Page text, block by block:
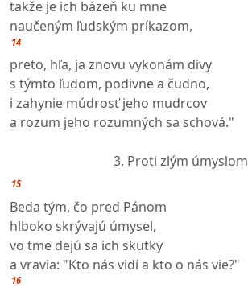
takže je ich bázeň ku mne
naučeným ľudským príkazom,
14
preto, hľa, ja znovu vykonám divy
s týmto ľudom, podivne a čudno,
i zahynie múdrosť jeho mudrcov
a rozum jeho rozumných sa schová."
3. Proti zlým úmyslom
15
Beda tým, čo pred Pánom
hlboko skrývajú úmysel,
vo tme dejú sa ich skutky
a vravia: "Kto nás vidí a kto o nás vie?"
16